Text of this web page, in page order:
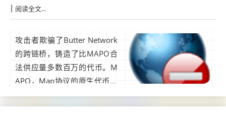
阅读全文...
攻击者欺骗了Butter Network
的跨链桥，铸造了比MAPO合
法供应量多数百万的代币。M
APO，Map协议的原生代币，
周三在Butter Network跨链桥
被利用后下跌了96%，该桥允